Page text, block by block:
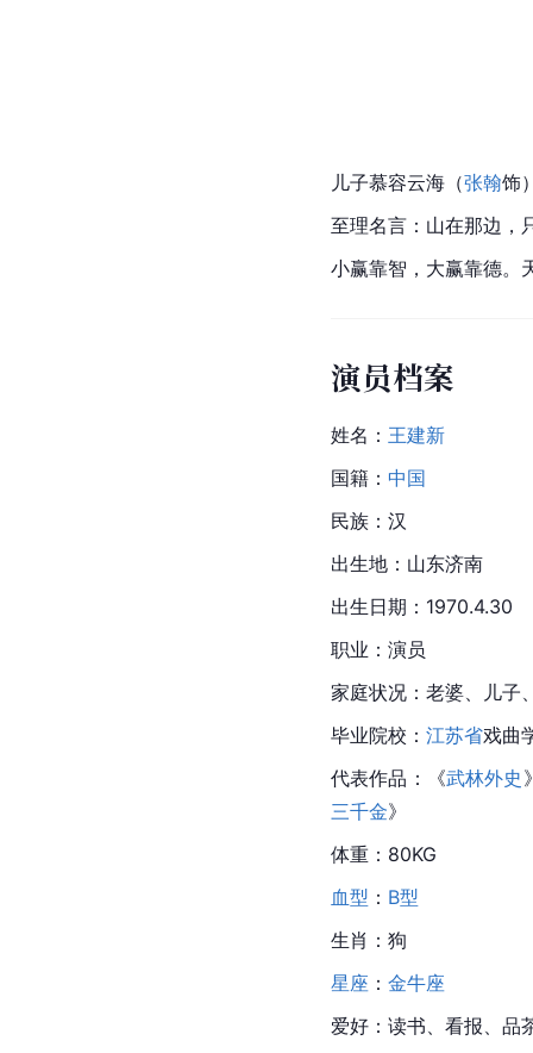
儿子慕容云海（张翰饰
至理名言：山在那边，
小赢靠智，大赢靠德。
演员档案
姓名： 王建新
国籍： 中国
民族：汉
出生地：山东济南
出生日期：1970.4.30
职业：演员
家庭状况：老婆、儿子
毕业院校： 江苏省戏曲
代表作品：《武林外史
三千金》
体重：80KG
血型 ： B型
生肖：狗
星座 ： 金牛座
爱好：读书、看报、品